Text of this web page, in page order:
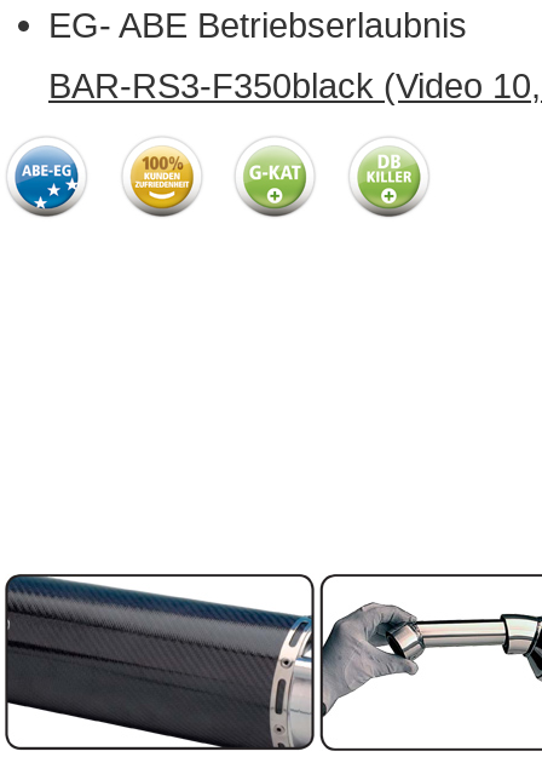
EG- ABE Betriebserlaubnis
BAR-RS3-F350black (Video